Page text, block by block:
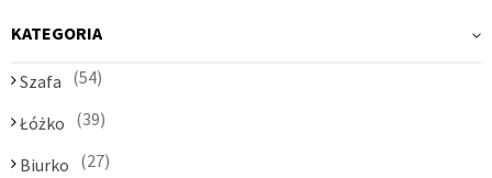
KATEGORIA
Szafa 54
Łóżko 39
Biurko 27